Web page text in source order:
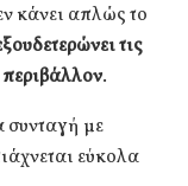
κάνει απλώς το
τις
.
με
εύκολα